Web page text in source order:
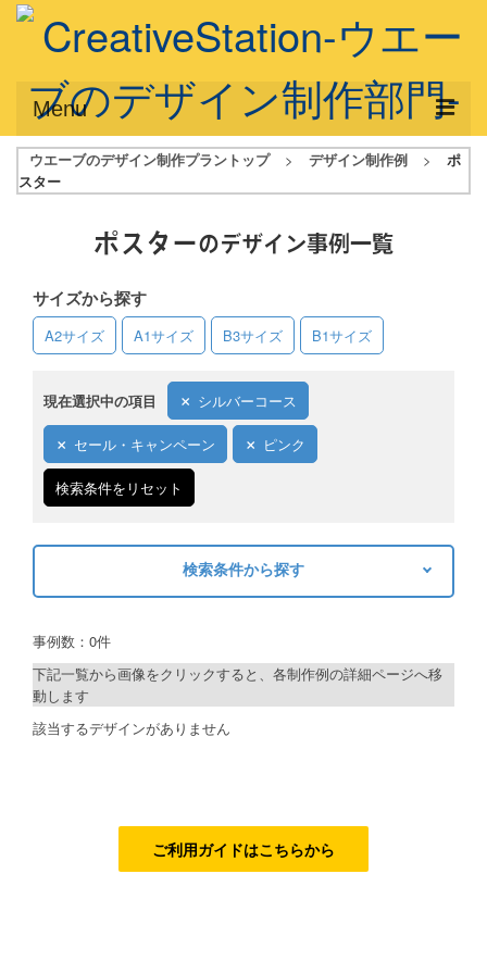
Menu
サービス概要
デザインアシスト
フルデザイン
データ修正
写真からイラスト作成
デザイン制作例
ご利用料金
ご利用の流れ
FAQ（よくあるご質問）
ウエーブのデザイン制作プラントップ > デザイン制作例 >
ポ
スター
ポスターのデザイン事例一覧
サイズから探す
A2サイズ A1サイズ B3サイズ B1サイズ
現在選択中の項目 シルバーコース
セール・キャンペーン ピンク
検索条件をリセット
検索条件から探す
制作プランで探す
シルバーコース
事例数：0件
下記一覧から画像をクリックすると、各制作例の詳細ページへ移
動します
該当するデザインがありません
ご利用ガイドはこちらから